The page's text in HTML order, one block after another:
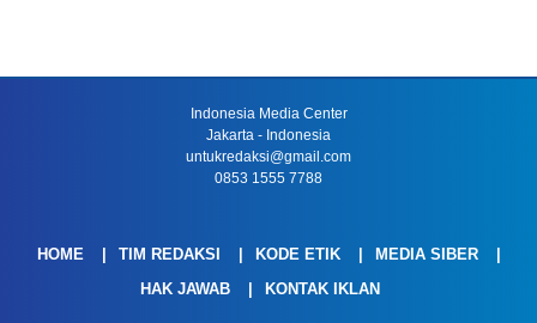
Indonesia Media Center
Jakarta - Indonesia
untukredaksi@gmail.com
0853 1555 7788
HOME TIM REDAKSI KODE ETIK
MEDIA SIBER
HAK JAWAB
KONTAK IKLAN